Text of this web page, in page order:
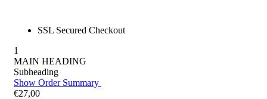
SSL Secured Checkout
1
MAIN HEADING
Subheading
Show Order Summary
€27,00